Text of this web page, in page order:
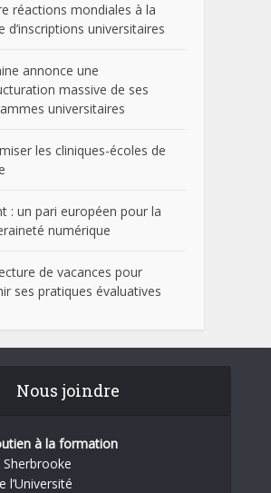
réactions mondiales à la
d’inscriptions universitaires
annonce une
massive de ses
universitaires
les cliniques-écoles de
: un pari européen pour la
numérique
de vacances pour
ses pratiques évaluatives
Nous joindre
à la formation
l’Université